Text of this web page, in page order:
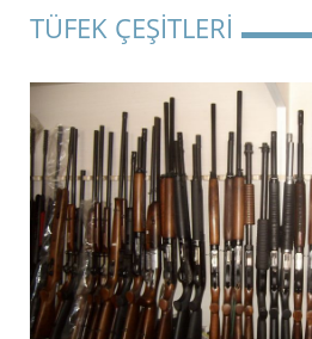
TÜFEK ÇEŞİTLERİ